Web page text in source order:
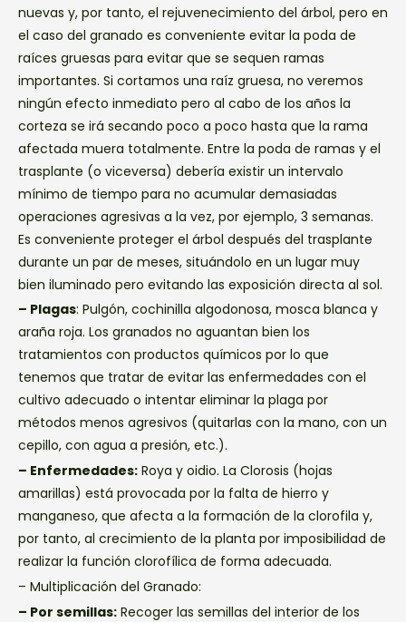
nuevas y, por tanto, el rejuvenecimiento del árbol, pero en
el caso del granado es conveniente evitar la poda de
raíces gruesas para evitar que se sequen ramas
importantes. Si cortamos una raíz gruesa, no veremos
ningún efecto inmediato pero al cabo de los años la
corteza se irá secando poco a poco hasta que la rama
afectada muera totalmente. Entre la poda de ramas y el
trasplante (o viceversa) debería existir un intervalo
mínimo de tiempo para no acumular demasiadas
operaciones agresivas a la vez, por ejemplo, 3 semanas.
Es conveniente proteger el árbol después del trasplante
durante un par de meses, situándolo en un lugar muy
bien iluminado pero evitando las exposición directa al sol.
– Plagas: Pulgón, cochinilla algodonosa, mosca blanca y
araña roja. Los granados no aguantan bien los
tratamientos con productos químicos por lo que
tenemos que tratar de evitar las enfermedades con el
cultivo adecuado o intentar eliminar la plaga por
métodos menos agresivos (quitarlas con la mano, con un
cepillo, con agua a presión, etc.).
– Enfermedades: Roya y oidio. La Clorosis (hojas
amarillas) está provocada por la falta de hierro y
manganeso, que afecta a la formación de la clorofila y,
por tanto, al crecimiento de la planta por imposibilidad de
realizar la función clorofílica de forma adecuada.
– Multiplicación del Granado:
– Por semillas: Recoger las semillas del interior de los